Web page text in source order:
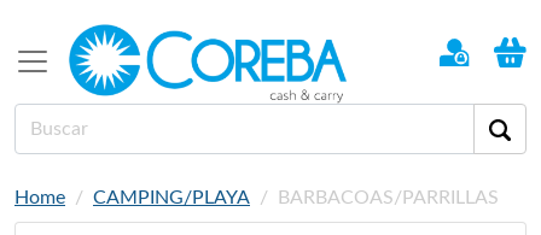
Home CAMPING/PLAYA BARBACOAS/PARRILLAS